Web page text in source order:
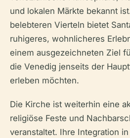
und lokalen Märkte bekannt
belebteren Vierteln bietet
ruhigeres, wohnlicheres
einem ausgezeichneten Ziel
die Venedig jenseits der
erleben möchten.
Die Kirche ist weiterhin eine
religiöse Feste und
veranstaltet. Ihre Integration